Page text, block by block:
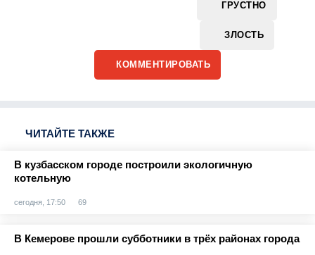
ГРУСТНО
ЗЛОСТЬ
КОММЕНТИРОВАТЬ
ЧИТАЙТЕ ТАКЖЕ
В кузбасском городе построили экологичную
котельную
сегодня, 17:50 69
В Кемерове прошли субботники в трёх районах города